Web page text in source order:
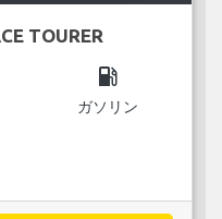
TOURER
local_gas_station
ガソリン